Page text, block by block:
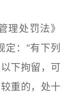
处罚法》
定：“有下列
下拘留，可
重的，处十